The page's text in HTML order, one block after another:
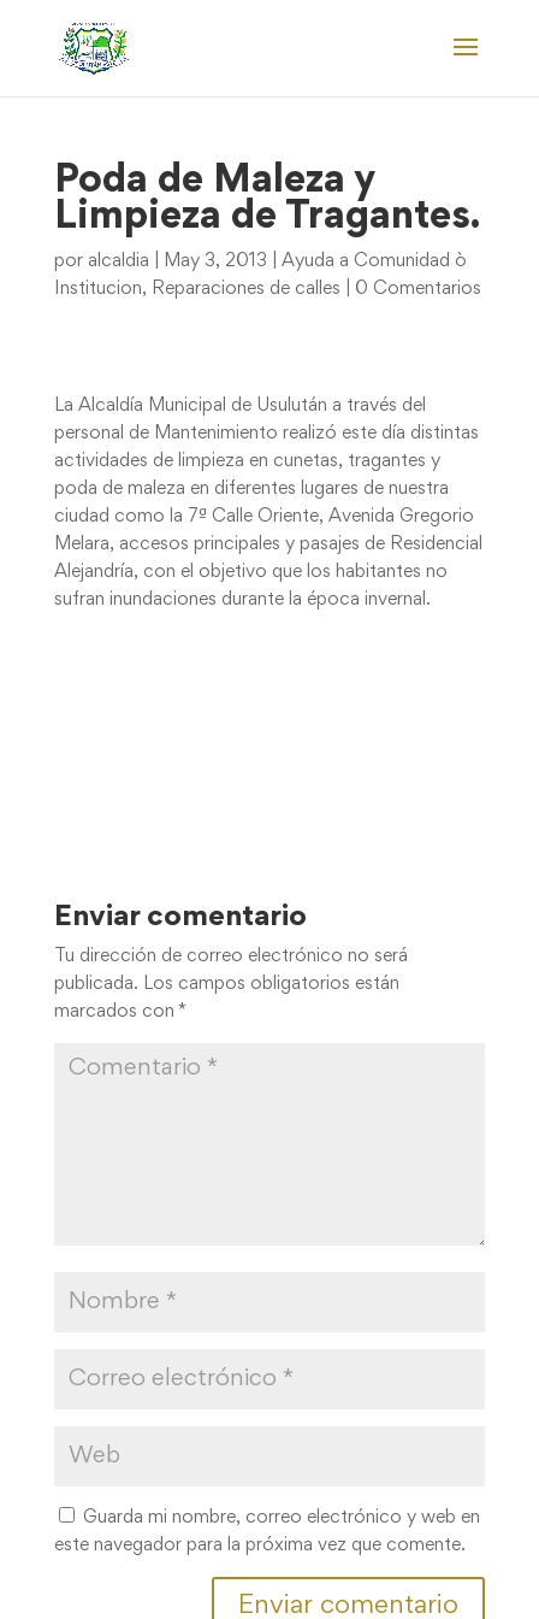
Poda de Maleza y
Limpieza de Tragantes.
por alcaldia May 3, 2013
Ayuda a Comunidad ò
Institucion, Reparaciones de calles 0 Comentarios
La Alcaldía Municipal de Usulután a través del
personal de Mantenimiento realizó este día distintas
actividades de limpieza en cunetas, tragantes y
poda de maleza en diferentes lugares de nuestra
ciudad como la 7ª Calle Oriente, Avenida Gregorio
Melara, accesos principales y pasajes de Residencial
Alejandría, con el objetivo que los habitantes no
sufran inundaciones durante la época invernal.
Enviar comentario
Tu dirección de correo electrónico no será
publicada. Los campos obligatorios están
marcados con *
Guarda mi nombre, correo electrónico y web en
este navegador para la próxima vez que comente.